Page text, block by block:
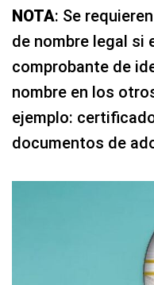
NOTA: Se
de nombre legal si
comprobante de
nombre en los
ejemplo:
documentos de